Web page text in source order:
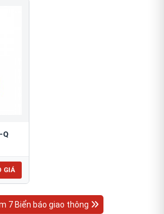
Q
GIÁ
7 Biển báo giao thông